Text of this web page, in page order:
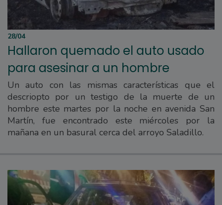
28/04
Hallaron quemado el auto usado
para asesinar a un hombre
Un auto con las mismas características que el
descriopto por un testigo de la muerte de un
hombre este martes por la noche en avenida San
Martín, fue encontrado este miércoles por la
mañana en un basural cerca del arroyo Saladillo.